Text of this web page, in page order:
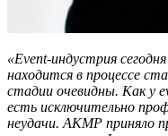
«Event-индустрия
находится в процессе
стадии очевидны. Как у
есть исключительно
неудачи. АКМР приняло